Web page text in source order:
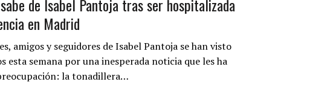
GRAN MAGNITUD EN ZONA INDUSTRIAL DE EL LLANITO
DE CHACAO
de Isabel Pantoja tras ser hospitalizada
en Madrid
amigos y seguidores de Isabel Pantoja se han visto
esta semana por una inesperada noticia que les ha
la tonadillera…